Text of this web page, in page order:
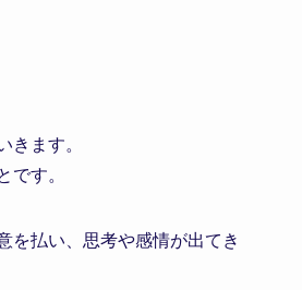
ます。
す。
を払い、思考や感情が出てき